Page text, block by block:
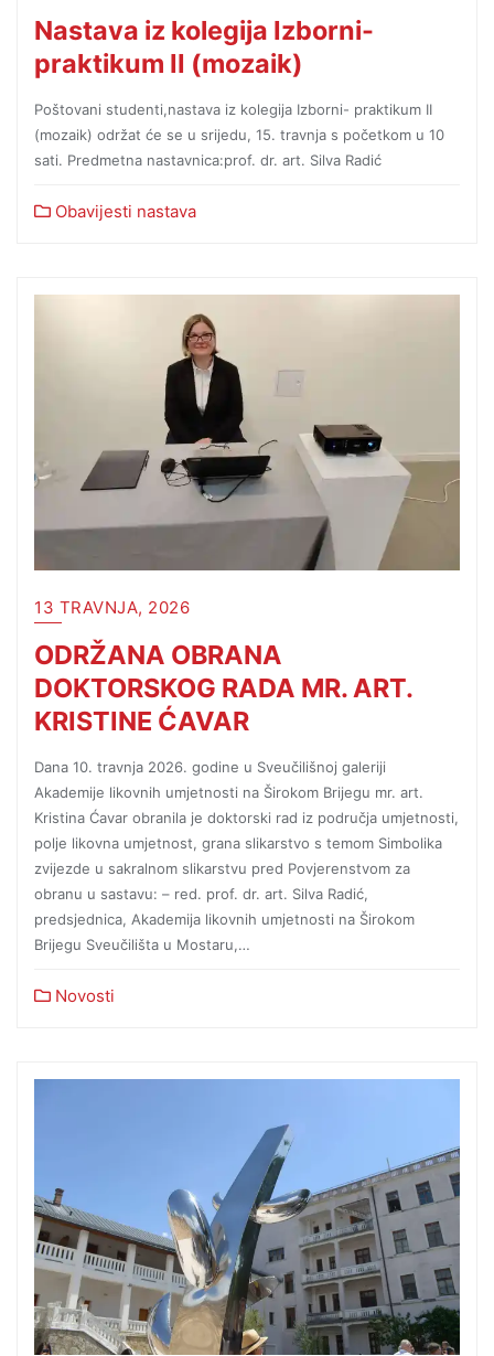
Nastava iz kolegija Izborni-
praktikum II (mozaik)
Poštovani studenti,nastava iz kolegija Izborni- praktikum II
(mozaik) održat će se u srijedu, 15. travnja s početkom u 10
sati. Predmetna nastavnica:prof. dr. art. Silva Radić
Obavijesti nastava
13 TRAVNJA, 2026
ODRŽANA OBRANA
DOKTORSKOG RADA MR. ART.
KRISTINE ĆAVAR
Dana 10. travnja 2026. godine u Sveučilišnoj galeriji
Akademije likovnih umjetnosti na Širokom Brijegu mr. art.
Kristina Ćavar obranila je doktorski rad iz područja umjetnosti,
polje likovna umjetnost, grana slikarstvo s temom Simbolika
zvijezde u sakralnom slikarstvu pred Povjerenstvom za
obranu u sastavu: – red. prof. dr. art. Silva Radić,
predsjednica, Akademija likovnih umjetnosti na Širokom
Brijegu Sveučilišta u Mostaru,…
Novosti